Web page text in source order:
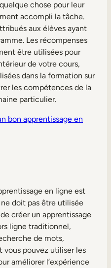
chose pour leur
accompli la tâche.
aux élèves ayant
Les récompenses
être utilisées pour
de votre cours,
dans la formation sur
les compétences de la
particulier.
bon apprentissage en
en ligne est
doit pas être utilisée
créer un apprentissage
ligne traditionnel,
de mots,
vous pouvez utiliser les
améliorer l’expérience